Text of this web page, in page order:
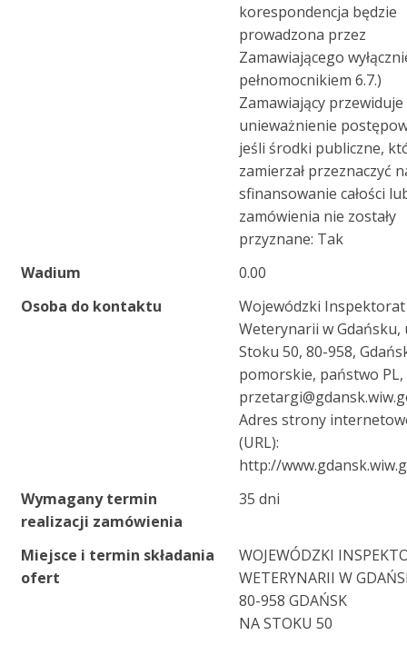
korespondencja będzie
prowadzona przez
Zamawiającego
pełnomocnikiem 6.7.)
Zamawiający przewiduje
unieważnienie
jeśli środki publiczne,
zamierzał przeznaczyć
sfinansowanie całości
zamówienia nie zostały
przyznane: Tak
Wadium
0.00
Osoba do kontaktu
Wojewódzki Inspektorat
Weterynarii w Gdańsku,
Stoku 50, 80-958,
pomorskie, państwo
Adres strony
(URL):
http://
Wymagany termin
realizacji zamówienia
35 dni
Miejsce i termin składania
ofert
WOJEWÓDZKI
WETERYNARII W
80-958 GDAŃSK
NA STOKU 50